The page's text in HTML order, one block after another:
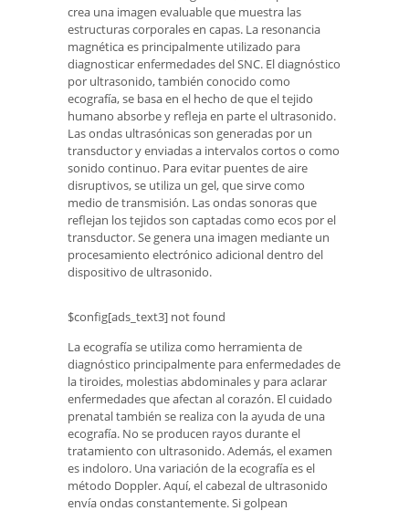
crea una imagen evaluable que muestra las
estructuras corporales en capas. La resonancia
magnética es principalmente utilizado para
diagnosticar enfermedades del SNC. El diagnóstico
por ultrasonido, también conocido como
ecografía, se basa en el hecho de que el tejido
humano absorbe y refleja en parte el ultrasonido.
Las ondas ultrasónicas son generadas por un
transductor y enviadas a intervalos cortos o como
sonido continuo. Para evitar puentes de aire
disruptivos, se utiliza un gel, que sirve como
medio de transmisión. Las ondas sonoras que
reflejan los tejidos son captadas como ecos por el
transductor. Se genera una imagen mediante un
procesamiento electrónico adicional dentro del
dispositivo de ultrasonido.
$config[ads_text3] not found
La ecografía se utiliza como herramienta de
diagnóstico principalmente para enfermedades de
la tiroides, molestias abdominales y para aclarar
enfermedades que afectan al corazón. El cuidado
prenatal también se realiza con la ayuda de una
ecografía. No se producen rayos durante el
tratamiento con ultrasonido. Además, el examen
es indoloro. Una variación de la ecografía es el
método Doppler. Aquí, el cabezal de ultrasonido
envía ondas constantemente. Si golpean